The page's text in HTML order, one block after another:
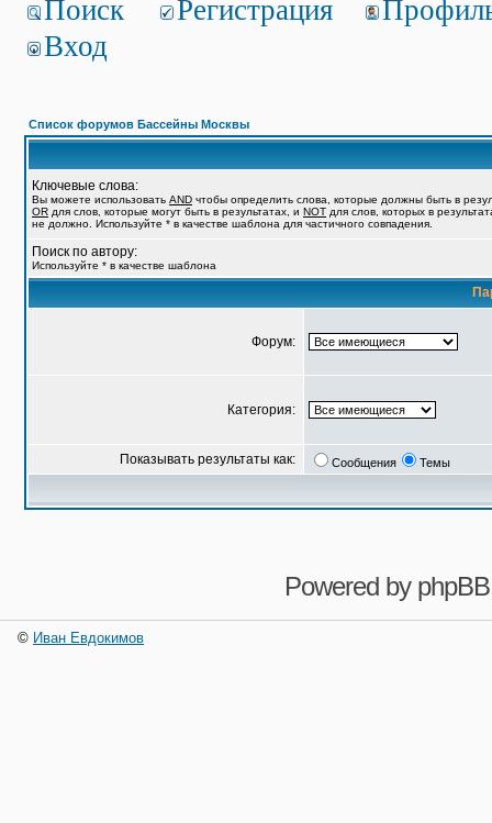
Поиск Регистрация
Вход
Список форумов Бассейны Москвы
Ключевые слова:
Вы можете использовать AND чтобы определить слова, которые должны быть в
OR для слов, которые могут быть в результатах, и NOT для слов, которых в
не должно. Используйте * в качестве шаблона для частичного совпадения.
Поиск по автору:
Используйте * в качестве шаблона
Форум:
Категория:
Показывать результаты как: Сообщения Темы
Powered by phpBB
© Иван Евдокимов